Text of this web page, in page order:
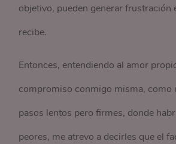
objetivo, pueden generar frustración
recibe.
Entonces, entendiendo al amor
compromiso conmigo misma, como
pasos lentos pero firmes, donde
peores, me atrevo a decirles que el